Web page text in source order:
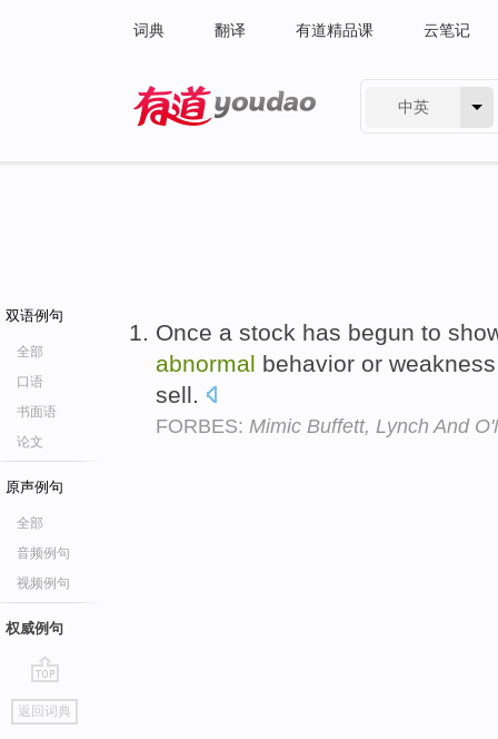
词典 翻译 有道精品课 云笔记
中英
双语例句
全部
口语
书面语
论文
原声例句
全部
音频例句
视频例句
权威例句
go
top
返回词典
Once a stock has begun to
abnormal behavior or
sell.
FORBES: Mimic Buffett, Lynch And